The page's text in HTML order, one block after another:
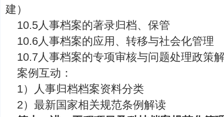
建）
10.5人事档案的著录归档、保管
10.6人事档案的应用、转移与社会化管理
10.7人事档案的专项审核与问题处理政策
案例互动：
1）人事归档档案资料分类
2）最新国家相关规范条例解读